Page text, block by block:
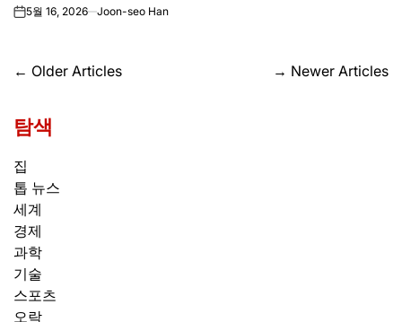
on5월 16, 2026 Joon-seo Han
글
탐
색
← Older Articles → Newer Articles
탐색
집
톱 뉴스
세계
경제
과학
기술
스포츠
오락